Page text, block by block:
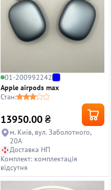
01-200992242
Apple airpods max
Стан:
13950.00₴
м. Київ, вул. Заболотного,
20А
Доставка НП
Комплект: комплектація
відсутня